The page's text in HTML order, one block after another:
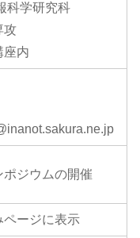
科学研究科
攻
座内
ジウムの開催
ページに表示